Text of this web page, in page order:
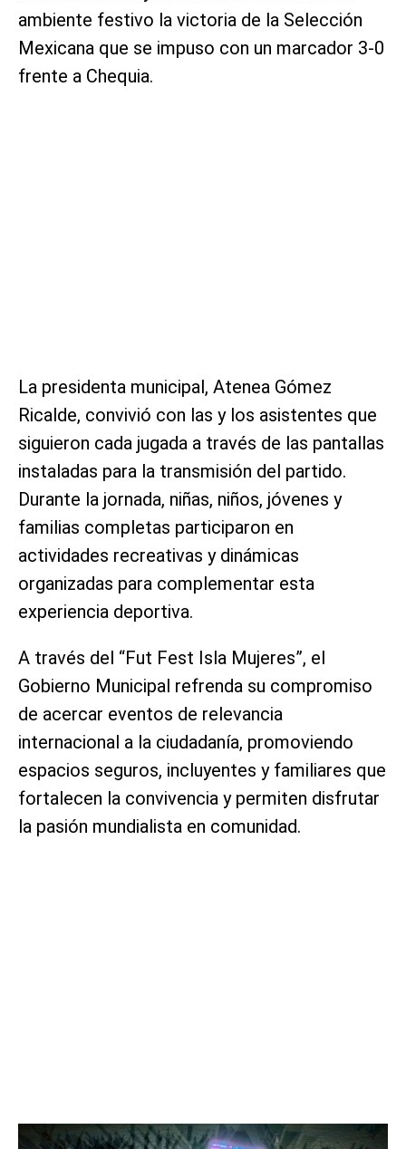
ambiente festivo la victoria de la Selección
Mexicana que se impuso con un marcador 3-0
frente a Chequia.
La presidenta municipal, Atenea Gómez
Ricalde, convivió con las y los asistentes que
siguieron cada jugada a través de las pantallas
instaladas para la transmisión del partido.
Durante la jornada, niñas, niños, jóvenes y
familias completas participaron en
actividades recreativas y dinámicas
organizadas para complementar esta
experiencia deportiva.
A través del “Fut Fest Isla Mujeres”, el
Gobierno Municipal refrenda su compromiso
de acercar eventos de relevancia
internacional a la ciudadanía, promoviendo
espacios seguros, incluyentes y familiares que
fortalecen la convivencia y permiten disfrutar
la pasión mundialista en comunidad.